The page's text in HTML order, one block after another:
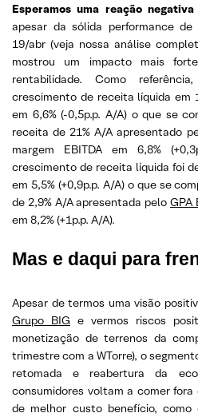
Esperamos uma reação
apesar da sólida performance
19/abr (veja nossa análise
mostrou um impacto mais
rentabilidade. Como
crescimento de receita líquida em
em 6,6% (-0,5p.p. A/A) o que se
receita de 21% A/A apresentado
margem EBITDA em 6,8%
crescimento de receita líquida foi
em 5,5% (+0,9p.p. A/A) o que se
de 2,9% A/A apresentada pelo GPA
em 8,2% (+1p.p. A/A).
Mas e daqui para
Apesar de termos uma visão
Grupo BIG e vermos riscos
monetização de terrenos da
trimestre com a WTorre), o
retomada e reabertura da
consumidores voltam a comer
de melhor custo benefício, como